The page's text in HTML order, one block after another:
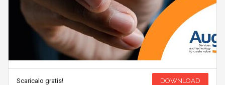
Scaricalo gratis! DOWNLOAD